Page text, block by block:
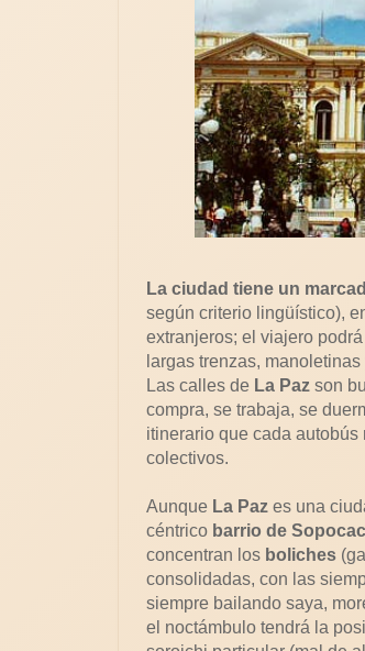
La ciudad tiene un
según criterio lingüístico),
extranjeros; el viajero
largas trenzas,
Las calles de La Paz son
compra, se trabaja, se
itinerario que cada
colectivos.
Aunque La Paz es una
céntrico barrio de
concentran los boliches
consolidadas, con las
siempre bailando saya,
el noctámbulo tendrá la